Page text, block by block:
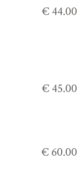
€ 44.00
€ 45.00
€ 60.00